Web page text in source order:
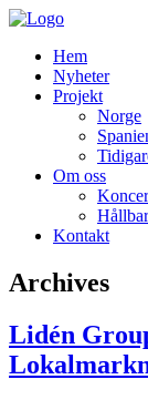
Hem
Nyheter
Projekt
Norge
Om oss
Kontakt
Archives
Lidén